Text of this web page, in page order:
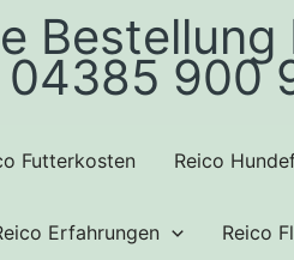
Bestellung
04385 900
Futterkosten Reico
Erfahrungen Reico